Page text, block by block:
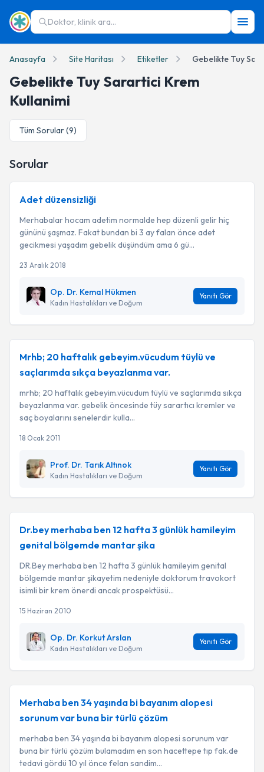
Doktor, klinik ara...
Anasayfa Site Haritası Etiketler Gebelikte Tuy
Gebelikte Tuy Sarartici Krem
Kullanimi
Tüm Sorular (9)
Sorular
Adet düzensizliği
Merhabalar hocam adetim normalde hep düzenli gelir hiç
gününü şaşmaz. Fakat bundan bi 3 ay falan önce adet
gecikmesi yaşadım gebelik düşündüm ama 6 gü...
23 Aralık 2018
Op. Dr. Kemal Hükmen
Kadın Hastalıkları ve Doğum
Yanıtı Gör
Mrhb; 20 haftalık gebeyim.vücudum tüylü ve
saçlarımda sıkça beyazlanma var.
mrhb; 20 haftalık gebeyim.vücudum tüylü ve saçlarımda sıkça
beyazlanma var. gebelik öncesinde tüy sarartıcı kremler ve
saç boyalarını senelerdir kulla...
18 Ocak 2011
Prof. Dr. Tarık Altınok
Kadın Hastalıkları ve Doğum
Yanıtı Gör
Dr.bey merhaba ben 12 hafta 3 günlük hamileyim
genital bölgemde mantar şika
DR.Bey merhaba ben 12 hafta 3 günlük hamileyim genital
bölgemde mantar şikayetim nedeniyle doktorum travokort
isimli bir krem önerdi ancak prospektüsü...
15 Haziran 2010
Op. Dr. Korkut Arslan
Kadın Hastalıkları ve Doğum
Yanıtı Gör
Merhaba ben 34 yaşında bi bayanım alopesi
sorunum var buna bir türlü çözüm
merhaba ben 34 yaşında bi bayanım alopesi sorunum var
buna bir türlü çözüm bulamadım en son hacettepe tıp fak.de
tedavi gördü 10 yıl önce felan sandim...